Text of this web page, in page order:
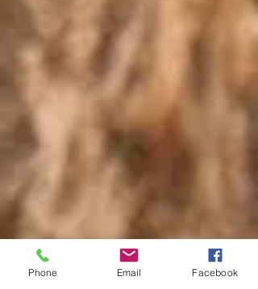
Phone Email Facebook